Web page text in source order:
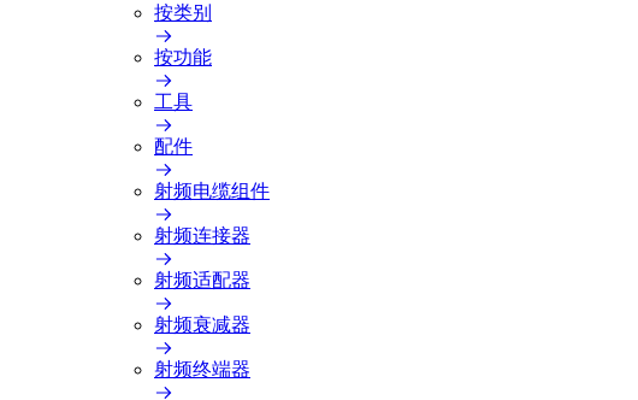
按类别
按功能
工具
配件
射频电缆组件
射频连接器
射频适配器
射频衰减器
射频终端器